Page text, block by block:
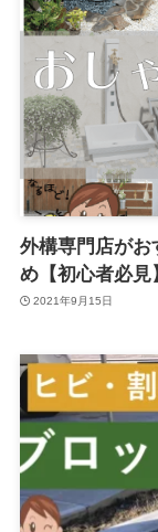
外構専門店がお
め【初心者必見
2021年9月15日